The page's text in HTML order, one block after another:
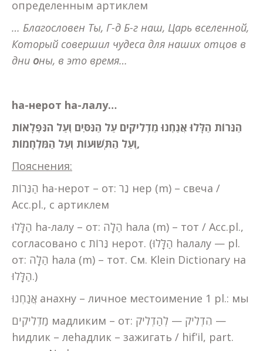
определенным артиклем
… Благословен Ты, Г-д Б-г наш, Царь вселенной,
Который совершил чудеса для наших отцов в
дни оны, в это время…
hа-нерот hа-лалу…
הַנֵּרוֹת הַלָּלוּ אֲנַחְנוּ מַדְלִיקִים עַל הַנִּסִּים וְעַל הנִּפְלָאוֹת
וְעַל הַתְּשׁוּעוֹת וְעַל הַמִּלְחָמוֹת,
Пояснения:
הַנֵּרוֹת hа-нерот – от: נֵר нер (m) – свеча /
Acc.pl., с артиклем
הַלָּלוּ hа-лалу – от: הַלָה hала (m) – тот / Acc.pl.,
согласовано с נֵּרוֹת нерот. (הַלָּלוּ hалалу — pl.
от: הַלָה hала (m) – тот. См. Klein Dictionary на
הַלָּלוּ.)
אֲנַחְנוּ анахну – личное местоимение 1 pl.: мы
מַדְלִיקִים мадликим – от: הִדְלִיק — לְהַדְלִיק —
hидлик – леhадлик – зажигать / hif’il, part.